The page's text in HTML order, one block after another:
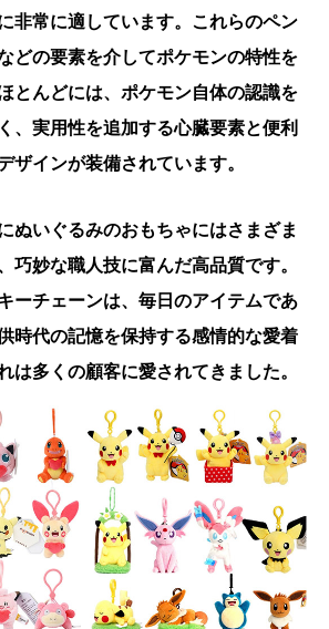
非常に適しています。これらのペン
どの要素を介してポケモンの特性を
とんどには、ポケモン自体の認識を
、実用性を追加する心臓要素と便利
ザインが装備されています。
ぬいぐるみのおもちゃにはさまざま
巧妙な職人技に富んだ高品質です。
ーチェーンは、毎日のアイテムであ
時代の記憶を保持する感情的な愛着
は多くの顧客に愛されてきました。